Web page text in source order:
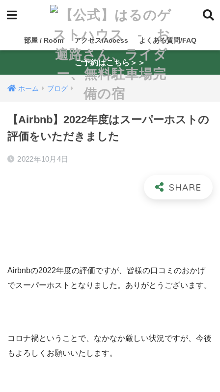
部屋 / Room アクセス/Access よくある質問/FAQ
ご予約はこちら＞＞
ホーム ブログ
【Airbnb】2022年度はスーパーホストの
評価をいただきました
2022年10月4日
Airbnbの2022年度の評価ですが、皆様の口コミのおかげ
でスーパーホストとなりました。ありがとうございます。
コロナ禍ということで、なかなか厳しい状況ですが、今後
もよろしくお願いいたします。